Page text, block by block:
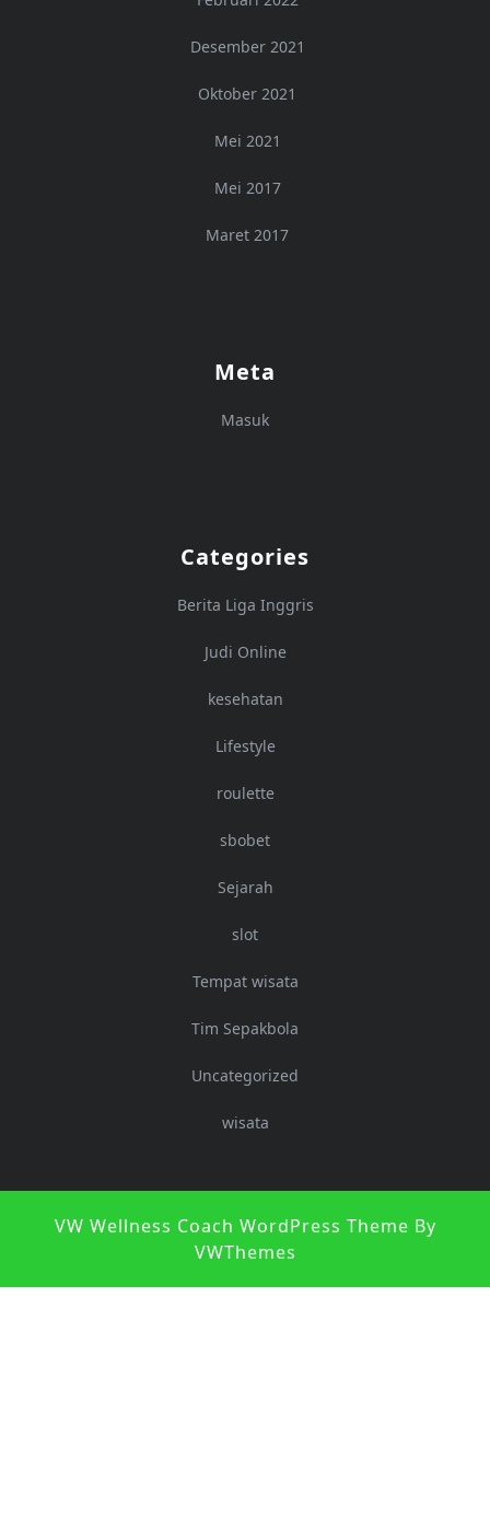
Desember 2021
Oktober 2021
Mei 2021
Mei 2017
Maret 2017
Meta
Masuk
Categories
Berita Liga Inggris
Judi Online
kesehatan
Lifestyle
roulette
sbobet
Sejarah
slot
Tempat wisata
Tim Sepakbola
Uncategorized
wisata
VW Wellness Coach WordPress Theme By
VWThemes